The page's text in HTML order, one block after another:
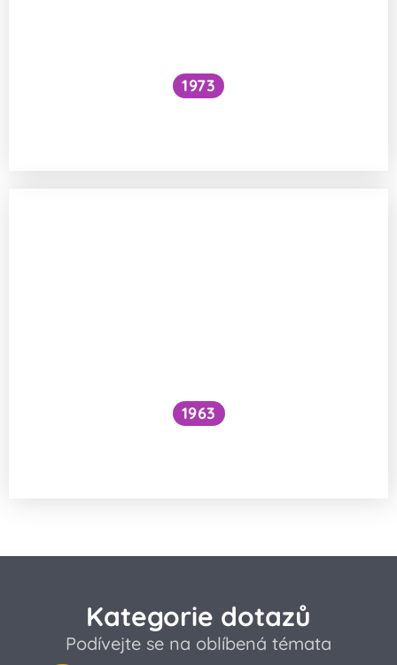
1973
1963
Kategorie dotazů
Podívejte se na oblíbená témata